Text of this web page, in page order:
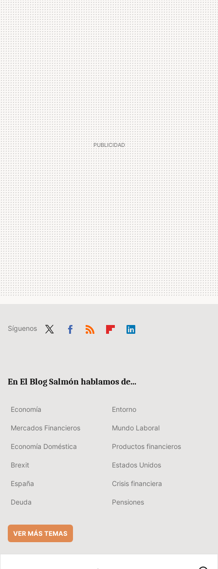
Síguenos
En El Blog Salmón hablamos de...
Economía Entorno
Mercados Financieros Mundo Laboral
Economía Doméstica Productos financieros
Brexit Estados Unidos
España Crisis financiera
Deuda Pensiones
VER MÁS TEMAS